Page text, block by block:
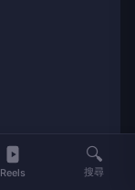
Reels
🔍
搜尋